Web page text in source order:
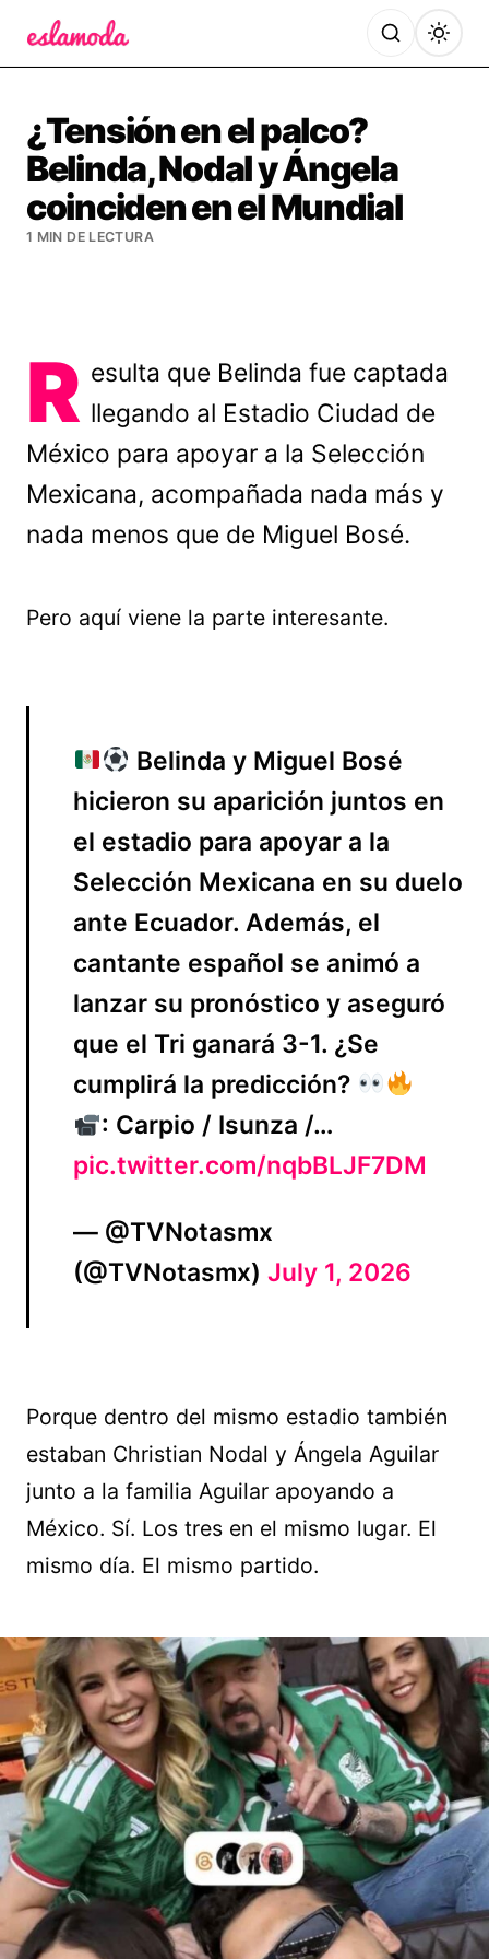
¿Tensión en el palco?
Belinda, Nodal y Ángela
coinciden en el Mundial
1 MIN DE LECTURA
R esulta que Belinda fue captada
llegando al Estadio Ciudad de
México para apoyar a la Selección
Mexicana, acompañada nada más y
nada menos que de Miguel Bosé.
Pero aquí viene la parte interesante.
Belinda y Miguel Bosé
hicieron su aparición juntos en
el estadio para apoyar a la
Selección Mexicana en su duelo
ante Ecuador. Además, el
cantante español se animó a
lanzar su pronóstico y aseguró
que el Tri ganará 3-1. ¿Se
cumplirá la predicción?
: Carpio / Isunza /…
pic.twitter.com/nqbBLJF7DM
— @TVNotasmx
(@TVNotasmx) July 1, 2026
Porque dentro del mismo estadio también
estaban Christian Nodal y Ángela Aguilar
junto a la familia Aguilar apoyando a
México. Sí. Los tres en el mismo lugar. El
mismo día. El mismo partido.